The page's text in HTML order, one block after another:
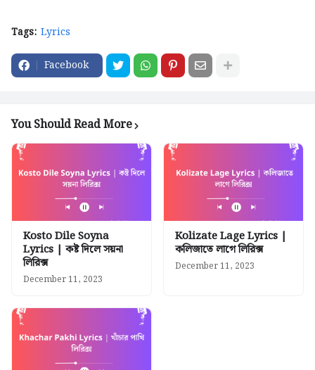
Tags: Lyrics
Facebook
You Should Read More
Kosto Dile Soyna
Lyrics | কষ্ট দিলে সয়না
লিরিক্স
December 11, 2023
Kolizate Lage Lyrics |
কলিজাতে লাগে লিরিক্স
December 11, 2023